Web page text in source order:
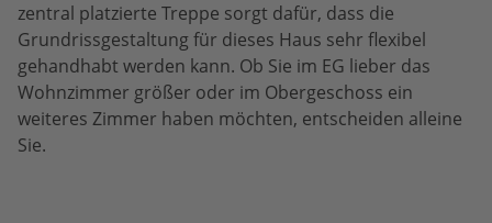
zentral platzierte Treppe sorgt dafür, dass die
Grundrissgestaltung für dieses Haus sehr flexibel
gehandhabt werden kann. Ob Sie im EG lieber das
Wohnzimmer größer oder im Obergeschoss ein
weiteres Zimmer haben möchten, entscheiden alleine
Sie.